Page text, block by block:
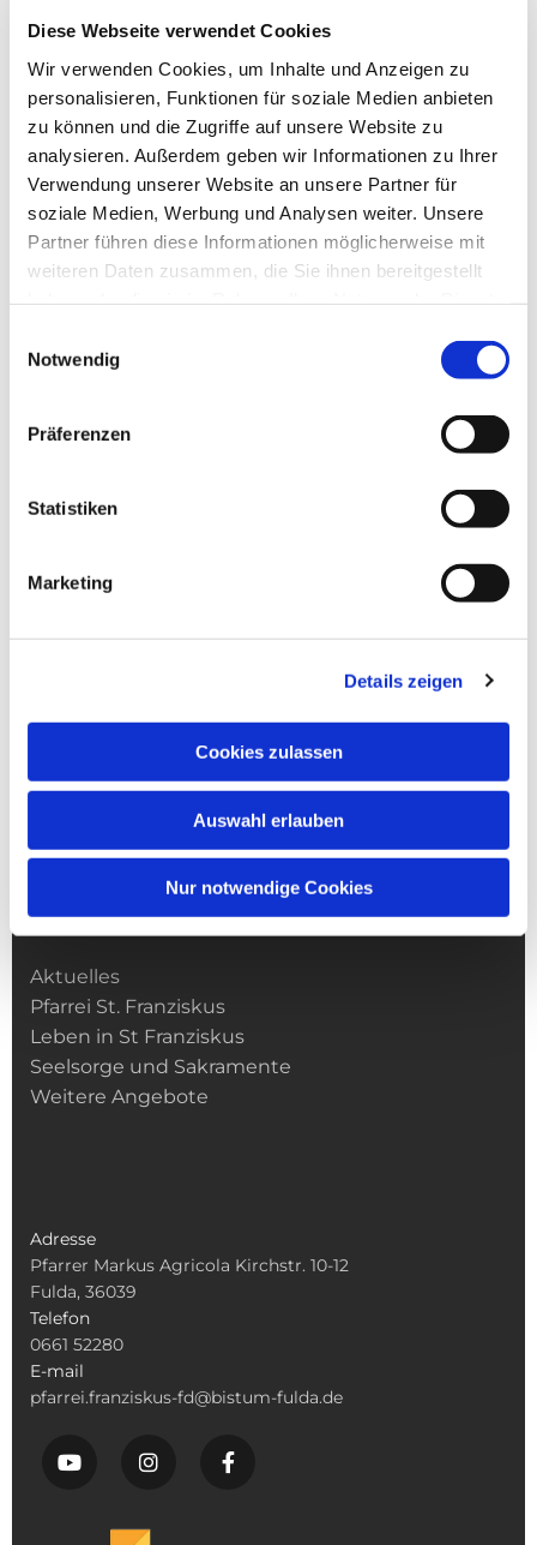
Diese Webseite verwendet Cookies
Wir verwenden Cookies, um Inhalte und Anzeigen zu
personalisieren, Funktionen für soziale Medien anbieten
zu können und die Zugriffe auf unsere Website zu
analysieren. Außerdem geben wir Informationen zu Ihrer
Verwendung unserer Website an unsere Partner für
soziale Medien, Werbung und Analysen weiter. Unsere
Partner führen diese Informationen möglicherweise mit
weiteren Daten zusammen, die Sie ihnen bereitgestellt
Notwendig
Präferenzen
Statistiken
Marketing
Details zeigen
Cookies zulassen
Auswahl erlauben
Nur notwendige Cookies
Dies könnte Sie auch
interessieren
Kirchengemeinde­­ St. Franziskus
Aktuelles
Pfarrei St. Franziskus
Leben in St Franziskus
Seelsorge und Sakramente
Weitere Angebote
Adresse
Pfarrer Markus Agricola Kirchstr. 10-12
Fulda, 36039
Telefon
0661 52280
E-mail
pfarrei.franziskus-fd@bistum-fulda.de